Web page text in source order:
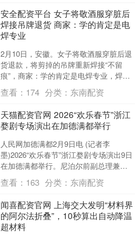
安全配资平台 女子将敬酒服穿脏后
焊接吊牌退货 商家：学的肯定是电
焊专业
2月10日，安徽。女子将敬酒服穿脏后退
货退款，将剪掉的吊牌重新焊接“不留
痕”，商家：学的肯定是电焊专业，焊接
的真是完美。网友：不理解穿成这样还
要退掉的人……....
查看： 174 分类： 东南配资
天猫配资官网 2026“欢乐春节”浙江
婺剧专场演出在加德满都举行
人民网加德满都2月9日电 (记者李
墨)2026“欢乐春节”浙江婺剧专场演出9日
在加德满都举行。尼泊尔前副总理兼外
交部长苏嘉塔·柯伊拉腊、中国驻尼泊尔
使馆临时代办....
查看： 163 分类： 东南配资
闻喜配资官网 上海交大发明“材料界
的阿尔法折叠”，10秒算出自动降温
超材料